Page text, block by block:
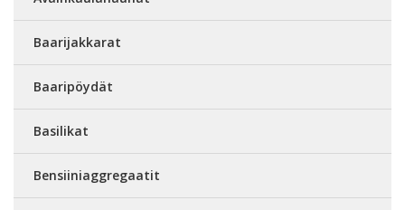
Baarijakkarat
Baaripöydät
Basilikat
Bensiiniaggregaatit